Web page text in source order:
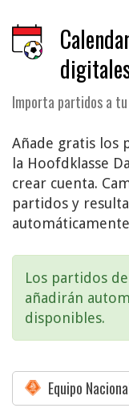
Importa partidos a
Añade gratis los
la Hoofdklasse
crear cuenta.
partidos y
Los partidos
añadirán
disponibles.
Equipo